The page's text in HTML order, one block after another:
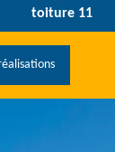
toiture 11